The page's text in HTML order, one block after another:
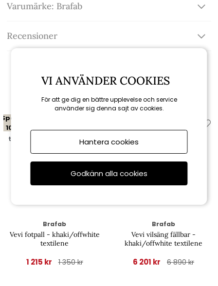
Varumärke: Brafab
Recensioner
Relaterade produkter
Spara
10%
till 16/8
Brafab
Vevi fotpall - khaki/offwhite
textilene
1 215 kr 1 350 kr
till 16/8
Brafab
Vevi vilsäng fällbar -
khaki/offwhite textilene
6 201 kr 6 890 kr
VI ANVÄNDER COOKIES
För att ge dig en bättre upplevelse och service
använder sig denna sajt av cookies.
Hantera cookies
Godkänn alla cookies